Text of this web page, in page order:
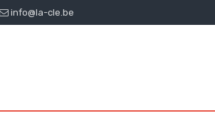
info@la-cle.be